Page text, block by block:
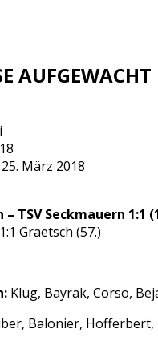
AUFGEWACHT
März 2018
TSV Seckmauern 1:1
Graetsch (57.)
Klug, Bayrak, Corso,
Balonier, Hofferbert,